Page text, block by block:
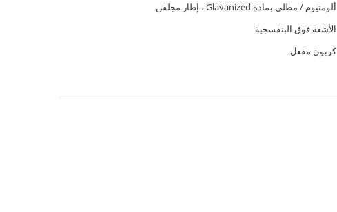
ألومنيوم / مطلي بمادة Glavanized ، إطار مجلفن
الأشعة فوق البنفسجية
كربون مفعل